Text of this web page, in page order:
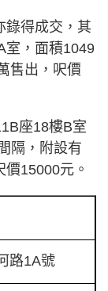
錄得成交，其
室，面積1049
售出，呎價
座18樓B室
隔，附設有
15000元。
路1A號